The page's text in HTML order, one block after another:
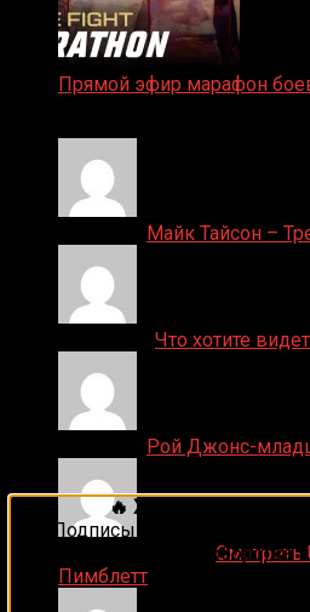
Прямой эфир марафон
Майк Тайсон –
Что хотите
Рой Джонс-
Смотреть
Пимблетт
🔥 Хочешь
Подписывайся на наш
прогнозы на единоборства